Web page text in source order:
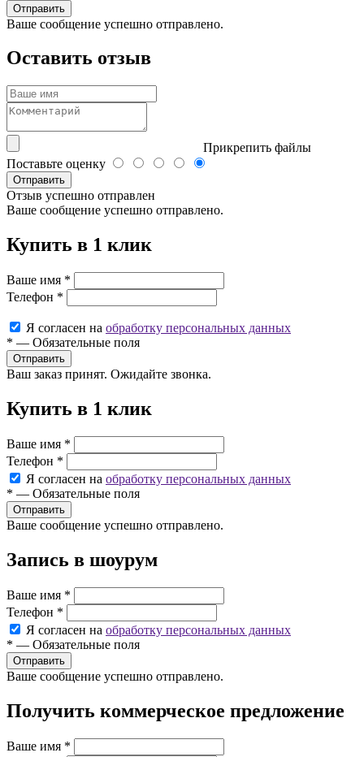
Ваше сообщение успешно отправлено.
Оставить отзыв
Прикрепить файлы
Поставьте оценку
Отправить
Отзыв успешно отправлен
Ваше сообщение успешно отправлено.
Купить в 1 клик
Ваше имя *
Телефон *
Я согласен на обработку персональных данных
* — Обязательные поля
Ваш заказ принят. Ожидайте звонка.
Купить в 1 клик
Ваше имя *
Телефон *
Я согласен на обработку персональных данных
* — Обязательные поля
Ваше сообщение успешно отправлено.
Запись в шоурум
Ваше имя *
Телефон *
Я согласен на обработку персональных данных
* — Обязательные поля
Ваше сообщение успешно отправлено.
Получить коммерческое предложение
Ваше имя *